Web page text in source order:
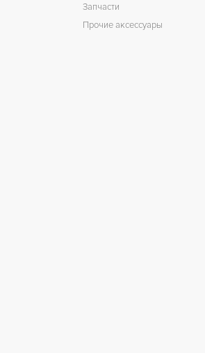
Запчасти
Прочие аксессуары